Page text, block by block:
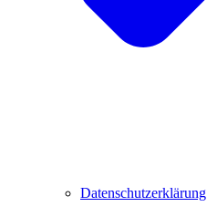
Datenschutzerklärung